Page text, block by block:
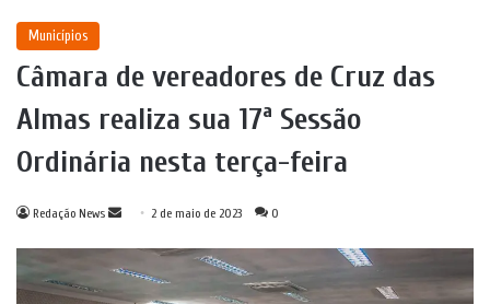
Municípios
Câmara de vereadores de Cruz das
Almas realiza sua 17ª Sessão
Ordinária nesta terça-feira
Redação News
Mande
e-
2 de maio de 2023 0